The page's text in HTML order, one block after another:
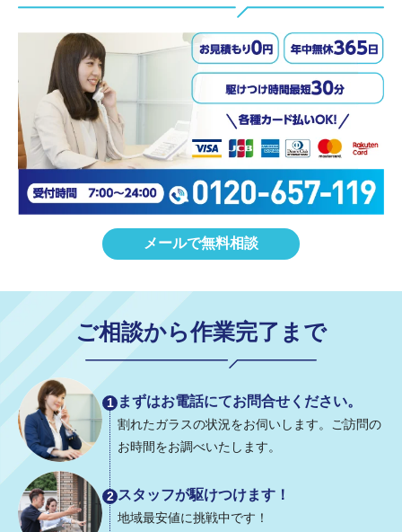
メールで無料相談
ご相談から作業完了 まで
1 まずはお電話にてお問合せください。
割れたガラスの状況をお伺いします。ご訪問の
お時間をお調べいたします。
2 スタッフが駆けつけます！
地域最安値に挑戦中です！